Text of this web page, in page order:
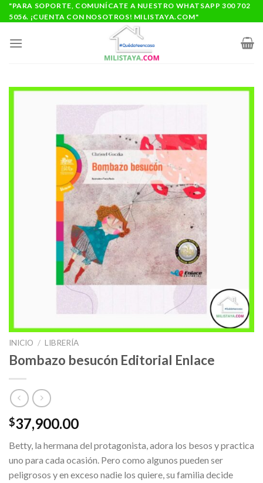
Saltar
al
"PARA SOPORTE, COMUNÍCATE A NUESTRO WHATSAPP 300 702
5056. ¡CUENTA CON NOSOTROS! MILISTAYA.COM"
INICIO / LIBRERÍA
Bombazo besucón Editorial Enlace
$37,900.00
Betty, la hermana del protagonista, adora los besos y practica
uno para cada ocasión. Pero como algunos pueden ser
peligrosos y en exceso nadie los quiere, su familia decide